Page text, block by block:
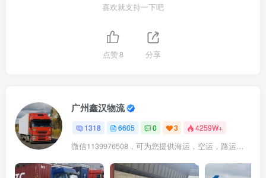
喜欢就支持一下吧
点赞8 分享
广州鑫汉物流
1318 6605 0 3 4259W+
微信1139976508，可为您提供海运，空运，路运，铁路运输